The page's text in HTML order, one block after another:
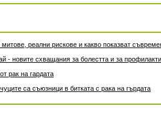
реални рискове и какво показват
- новите схващания за болестта и за
рак на гардата
са съюзници в битката с рака на гърдата